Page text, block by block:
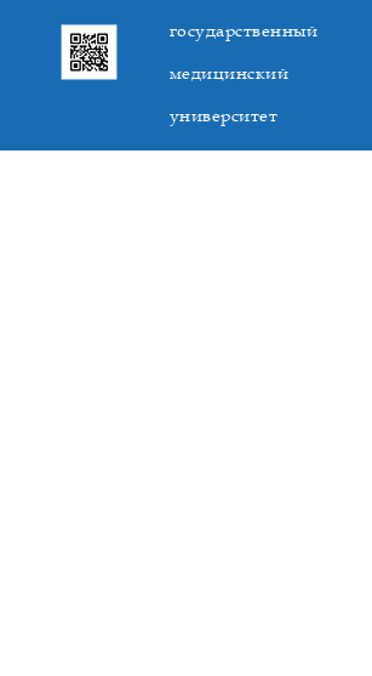
государственный
медицинский
университет